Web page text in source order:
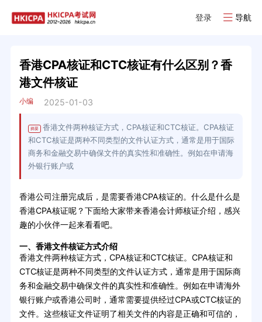
登录 导航
香港CPA核证和CTC核证有什么区别？香
港文件核证
小编 2025-01-03
摘要
香港文件两种核证方式，CPA核证和CTC核证。CPA核证
和CTC核证是两种不同类型的文件认证方式，通常是用于国际
商务和金融交易中确保文件的真实性和准确性。例如在申请海
外银行账户或
香港公司注册完成后，是需要香港CPA核证的。什么是什么是
香港CPA核证呢？下面给大家带来香港会计师核证介绍，感兴
趣的小伙伴一起来看看吧。
一、香港文件核证方式介绍
香港文件两种核证方式，CPA核证和CTC核证。CPA核证和
CTC核证是两种不同类型的文件认证方式，通常是用于国际商
务和金融交易中确保文件的真实性和准确性。例如在申请海外
银行账户或香港公司时，通常需要提供经过CPA或CTC核证的
文件。这些核证文件证明了相关文件的内容是正确和可信的，